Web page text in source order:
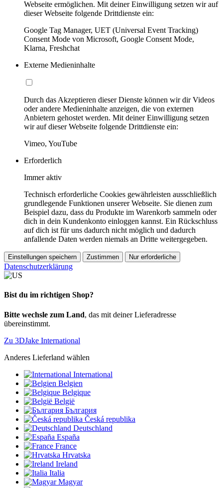
Webseite ermöglichen. Mit deiner Einwilligung setzen wir auf
dieser Webseite folgende Drittdienste ein:
Google Tag Manager, UET (Universal Event Tracking)
Consent Mode von Microsoft, Google Consent Mode,
Klarna, Freshchat
Externe Medieninhalte
Durch das Akzeptieren dieser Dienste können wir dir Videos
oder andere Medieninhalte anzeigen, die von externen
Anbietern gehostet werden. Mit deiner Einwilligung setzen
wir auf dieser Webseite folgende Drittdienste ein:
Vimeo, YouTube
Erforderlich
Immer aktiv
Technisch erforderliche Cookies gewährleisten ausschließlich
grundlegende Funktionen unserer Webseite. Sie dienen zum
Beispiel dazu, dass du Produkte im Warenkorb sammeln oder
dich in dein Kundenkonto einloggen kannst. Ein Rückschluss
auf dich ist für uns dadurch nicht möglich und dadurch
anfallende Daten werden niemals an Dritte weitergegeben.
Einstellungen speichern Zustimmen Nur erforderliche
Datenschutzerklärung
Bist du im richtigen Shop?
Bitte wechsle zum Land, das mit deiner Lieferadresse
übereinstimmt.
Zu 3DJake International
Anderes Lieferland wählen
International
Belgien
Belgique
België
България
Česká republika
Deutschland
España
France
Hrvatska
Ireland
Italia
Magyar